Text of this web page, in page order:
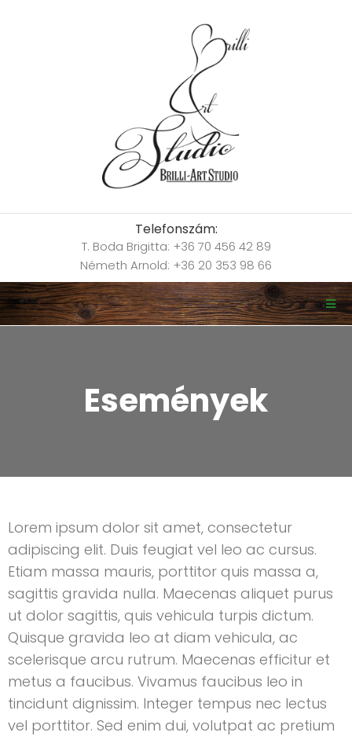
Telefonszám:
T. Boda Brigitta: +36 70 456 42 89
Németh Arnold: +36 20 353 98 66
Események
Lorem ipsum dolor sit amet, consectetur
adipiscing elit. Duis feugiat vel leo ac cursus.
Etiam massa mauris, porttitor quis massa a,
sagittis gravida nulla. Maecenas aliquet purus
ut dolor sagittis, quis vehicula turpis dictum.
Quisque gravida leo at diam vehicula, ac
scelerisque arcu rutrum. Maecenas efficitur et
metus a faucibus. Vivamus faucibus leo in
tincidunt dignissim. Integer tempus nec lectus
vel porttitor. Sed enim dui, volutpat ac pretium